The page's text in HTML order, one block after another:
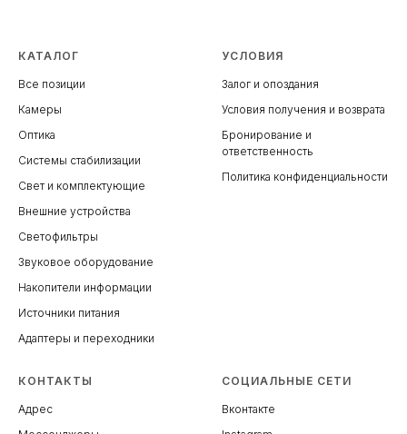
КАТАЛОГ
Все позиции
Камеры
Оптика
Системы стабилизации
Свет и комплектующие
Внешние устройства
Светофильтры
Звуковое оборудование
Накопители информации
Источники питания
Адаптеры и переходники
УСЛОВИЯ
Залог и опоздания
Условия получения и возврата
Бронирование и
ответственность
Политика конфиденциальности
КОНТАКТЫ
Адрес
СОЦИАЛЬНЫЕ СЕТИ
Вконтакте